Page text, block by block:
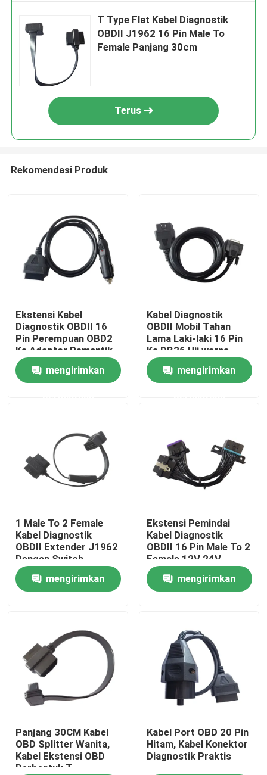
Produk
Tur Pabrik
Kontrol kualitas
Permintaan Penawaran
Kabel OBD2 Y
Kabel Konektor OBD2
Kabel Ekstensi OBD2
T Type Flat Kabel Diagnostik
OBDII J1962 16 Pin Male To
Female Panjang 30cm
Terus
Rekomendasi Produk
Ekstensi Kabel
Diagnostik OBDII 16
Pin Perempuan OBD2
Ke Adaptor Pemantik
Rokok
mengirimkan
Kabel Diagnostik
OBDII Mobil Tahan
Lama Laki-laki 16 Pin
Ke DB26 Uji warna
Hitam
mengirimkan
1 Male To 2 Female
Kabel Diagnostik
OBDII Extender J1962
Dengan Switch
mengirimkan
Ekstensi Pemindai
Kabel Diagnostik
OBDII 16 Pin Male To 2
Female 12V 24V
mengirimkan
Panjang 30CM Kabel
OBD Splitter Wanita,
Kabel Ekstensi OBD
Berbentuk T
Kabel Port OBD 20 Pin
Hitam, Kabel Konektor
Diagnostik Praktis